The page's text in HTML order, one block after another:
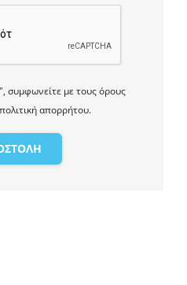
με τους όρους
απορρήτου.